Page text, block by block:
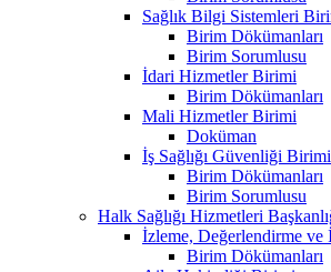
Sağlık Bilgi Sistemleri
Birim Dökümanları
Birim Sorumlusu
İdari Hizmetler Birimi
Birim Dökümanları
Mali Hizmetler Birimi
Doküman
İş Sağlığı Güvenliği Birimi
Birim Dökümanları
Birim Sorumlusu
Halk Sağlığı Hizmetleri
İzleme, Değerlendirme
Birim Dökümanları